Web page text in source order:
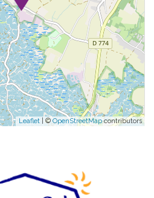
Leaflet | © OpenStreetMapcontributors